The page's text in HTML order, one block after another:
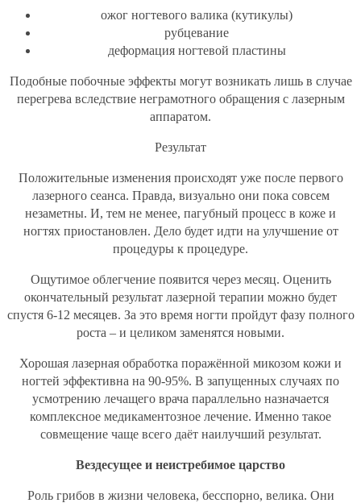
ожог ногтевого валика (кутикулы)
рубцевание
деформация ногтевой пластины
Подобные побочные эффекты могут возникать лишь в случае
перегрева вследствие неграмотного обращения с лазерным
аппаратом.
Результат
Положительные изменения происходят уже после первого
лазерного сеанса. Правда, визуально они пока совсем
незаметны. И, тем не менее, пагубный процесс в коже и
ногтях приостановлен. Дело будет идти на улучшение от
процедуры к процедуре.
Ощутимое облегчение появится через месяц. Оценить
окончательный результат лазерной терапии можно будет
спустя 6-12 месяцев. За это время ногти пройдут фазу полного
роста – и целиком заменятся новыми.
Хорошая лазерная обработка поражённой микозом кожи и
ногтей эффективна на 90-95%. В запущенных случаях по
усмотрению лечащего врача параллельно назначается
комплексное медикаментозное лечение. Именно такое
совмещение чаще всего даёт наилучший результат.
Вездесущее и неистребимое царство
Роль грибов в жизни человека, бесспорно, велика. Они